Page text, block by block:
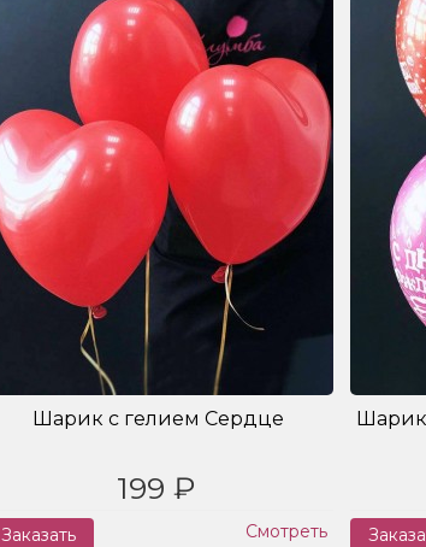
Шарик с гелием Сердце
199 ₽
Заказать Смотреть